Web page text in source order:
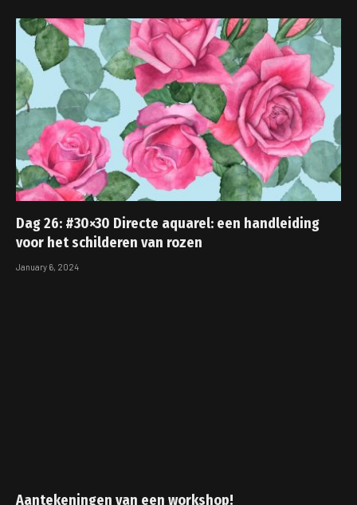
Dag 26: #30×30 Directe aquarel: een handleiding
voor het schilderen van rozen
January 6, 2024
Aantekeningen van een workshop!